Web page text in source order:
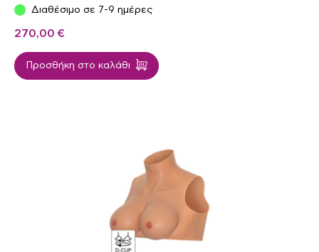
Διαθέσιμο σε 7-9 ημέρες
270,00 €
Προσθήκη στο καλάθι